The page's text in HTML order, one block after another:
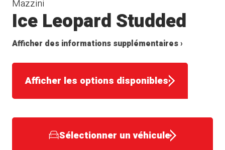
Mazzini
Ice Leopard Studded
Afficher des informations supplémentaires ›
Afficher les options disponibles
Sélectionner un véhicule